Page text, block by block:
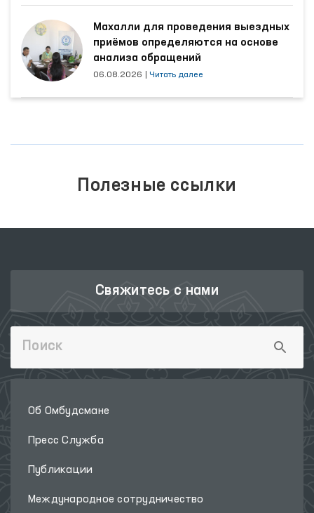
Махалли для проведения выездных
приёмов определяются на основе
анализа обращений
06.08.2026 Читать далее
Полезные ссылки
Свяжитесь с нами
Об Омбудсмане
Пресс Служба
Публикации
Международное сотрудничество